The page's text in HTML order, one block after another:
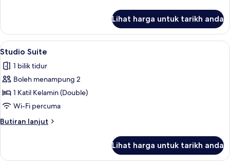
Private
Bathroom
Lihat harga untuk tarikh anda
Lihat
semua
foto
untuk
Studio
Suite
Studio Suite | Wi-fi percuma, cadar
8
Studio Suite
1 bilik tidur
Boleh menampung 2
1 Katil Kelamin (Double)
Wi-Fi percuma
Butiran lanjut
Butiran
Suite
Lihat harga untuk tarikh anda